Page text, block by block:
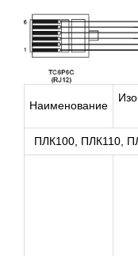
Наименование
ПЛК100, ПЛК110,